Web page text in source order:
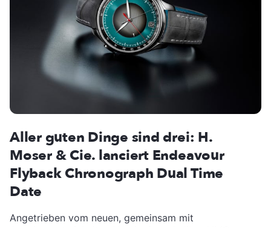
Aller guten Dinge sind drei: H.
Moser & Cie. lanciert Endeavour
Flyback Chronograph Dual Time
Date
Angetrieben vom neuen, gemeinsam mit